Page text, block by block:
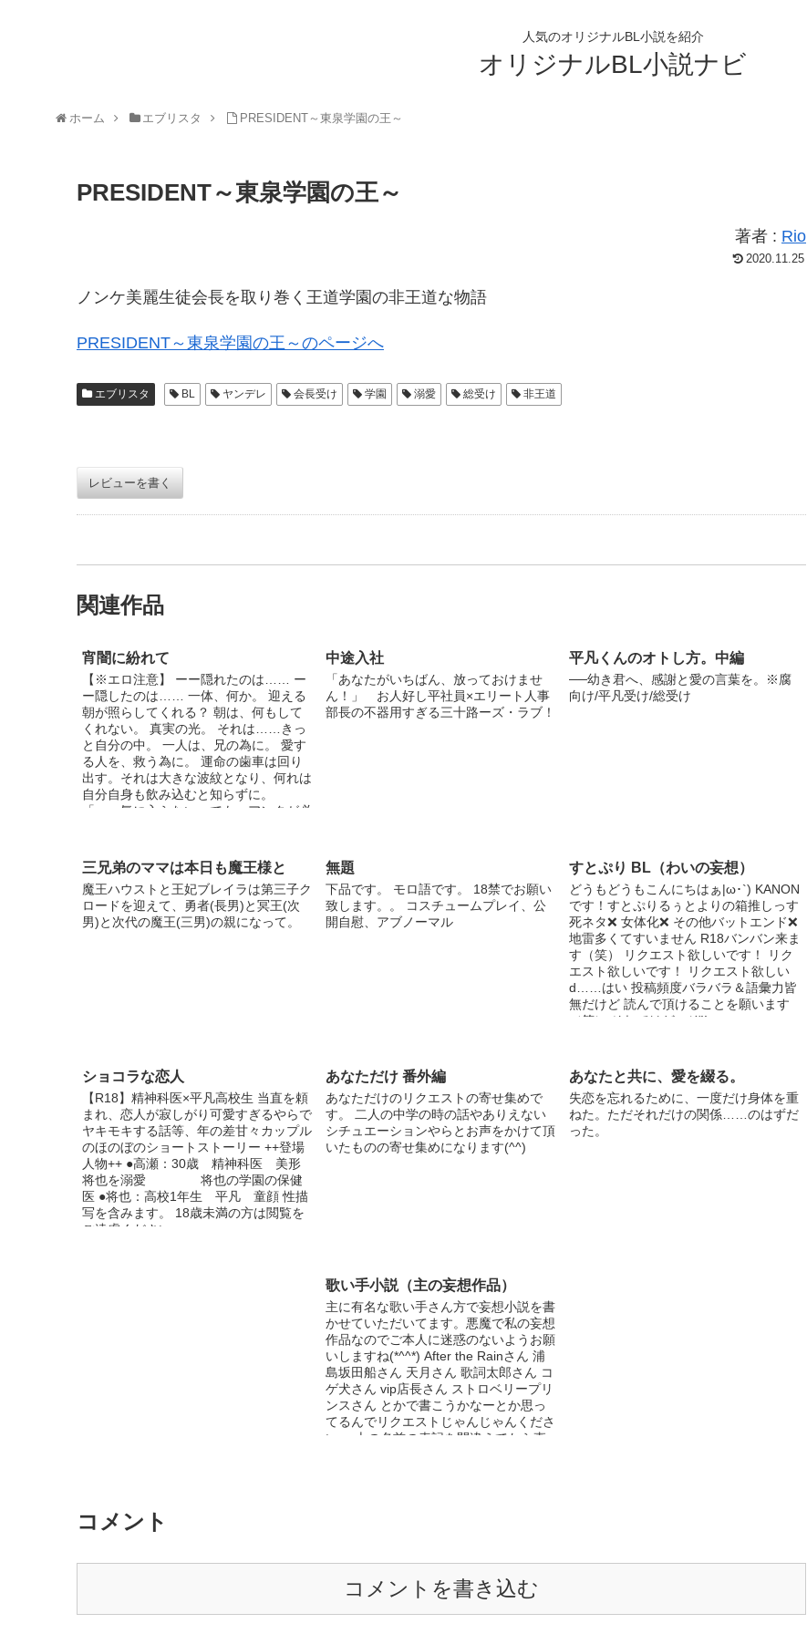
人気のオリジナルBL小説を紹介
オリジナルBL小説ナビ
ホーム エブリスタ PRESIDENT～東泉学園の王～
PRESIDENT～東泉学園の王～
著者 : Rio
2020.11.25
ノンケ美麗生徒会長を取り巻く王道学園の非王道な物語
PRESIDENT～東泉学園の王～のページへ
エブリスタ BL ヤンデレ 会長受け 学園 溺愛 総受け 非王道
レビューを書く
関連作品
宵闇に紛れて
【※エロ注意】 ーー隠れたのは…… ー
ー隠したのは…… 一体、何か。 迎える
朝が照らしてくれる？ 朝は、何もして
くれない。 真実の光。 それは……きっ
と自分の中。 一人は、兄の為に。 愛す
る人を、救う為に。 運命の歯車は回り
出す。それは大きな波紋となり、何れは
自分自身も飲み込むと知らずに。
「……気に入らない。でも、アンタが必
ぐな刻を刻むだろう。 ＊＊＊＊＊＊ 上
記にも記載しましたが、エロ有。 無理
矢理表現あります。 基本ストーリー重
視でほの暗い。シリアス一直線でギャグ
少な目。暴力表現やらは多分ちらほら
中途入社
「あなたがいちばん、放っておけませ
ん！」 お人好し平社員×エリート人事
部長の不器用すぎる三十路ーズ・ラブ！
平凡くんのオトし方。中編
──幼き君へ、感謝と愛の言葉を。※腐
向け/平凡受け/総受け
三兄弟のママは本日も魔王様と
魔王ハウストと王妃ブレイラは第三子ク
ロードを迎えて、勇者(長男)と冥王(次
男)と次代の魔王(三男)の親になって。
無題
下品です。 モロ語です。 18禁でお願い
致します。。 コスチュームプレイ、公
開自慰、アブノーマル
すとぷり BL（わいの妄想）
どうもどうもこんにちはぁ|ω･`) KANON
です！すとぷりるぅとよりの箱推しっす
死ネタ❌ 女体化❌ その他バットエンド❌
地雷多くてすいません R18バンバン来ま
す（笑） リクエスト欲しいです！ リク
エスト欲しいです！ リクエスト欲しい
d……はい 投稿頻度バラバラ＆語彙力皆
無だけど 読んで頂けることを願います
（笑） それではどーぞ!!
ショコラな恋人
【R18】精神科医×平凡高校生 当直を頼
まれ、恋人が寂しがり可愛すぎるやらで
ヤキモキする話等、年の差甘々カップル
のほのぼのショートストーリー ++登場
人物++ ●高瀬：30歳 精神科医 美形
将也を溺愛 将也の学園の保健
医 ●将也：高校1年生 平凡 童顔 性描
写を含みます。 18歳未満の方は閲覧を
ご遠慮ください。
あなただけ 番外編
あなただけのリクエストの寄せ集めで
す。 二人の中学の時の話やありえない
シチュエーションやらとお声をかけて頂
いたものの寄せ集めになります(^^)
あなたと共に、愛を綴る。
失恋を忘れるために、一度だけ身体を重
ねた。ただそれだけの関係……のはずだ
った。
歌い手小説（主の妄想作品）
主に有名な歌い手さん方で妄想小説を書
かせていただいてます。悪魔で私の妄想
作品なのでご本人に迷惑のないようお願
いしますね(*^^*) After the Rainさん 浦
島坂田船さん 天月さん 歌詞太郎さん コ
ゲ犬さん vip店長さん ストロベリープリ
ンスさん とかで書こうかなーとか思っ
てるんでリクエストじゃんじゃんくださ
い。 上の名前の表記を間違えてたら直
コメント
コメントを書き込む